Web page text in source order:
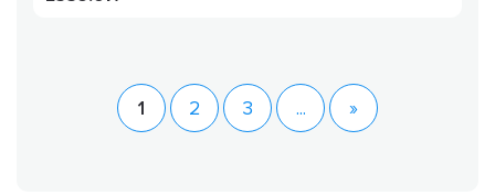
1 2 3 ... »